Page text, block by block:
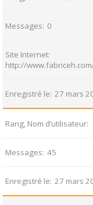
Messages 0
Site Internet
http://
Enregistré le 27 mars
Rang, Nom d’utilisateur
Messages 45
Enregistré le 27 mars